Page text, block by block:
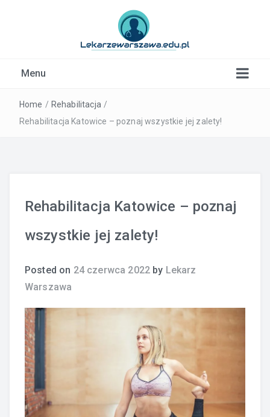
Menu
Home / Rehabilitacja /
Rehabilitacja Katowice – poznaj wszystkie jej zalety!
Rehabilitacja Katowice – poznaj
wszystkie jej zalety!
Posted on 24 czerwca 2022 by Lekarz
Warszawa